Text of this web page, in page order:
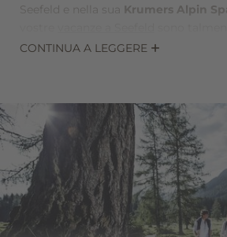
Seefeld e nella sua Krumers Alpin
in nessun altro luogo, come nel
Il team del Krumers Alpin è lieto di
dritte mirate
, allo scopo di rendere
in uno dei migliori hotel di Seefeld in
semplicemente indimenticabile.
CONTINUA A LEGGERE